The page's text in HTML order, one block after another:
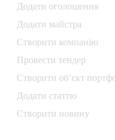
Додати oголошення
Додати майстра
Створити компанiю
Провести тендер
Створити об’єкт
Додати статтю
Створити новину